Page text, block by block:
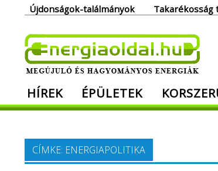
Újdonságok-találmányok Takarékosság
Megújuló és hagyományos
HÍREK ÉPÜLETEK
CÍMKE: ENERGIAPOLITIKA